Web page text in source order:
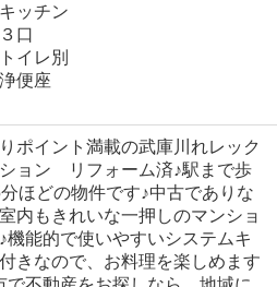
ッチン
口
イレ別
便座
ポイント満載の武庫川れレック
ョン リフォーム済♪駅まで歩
ほどの物件です♪中古でありな
内もきれいな一押しのマンショ
機能的で使いやすいシステムキ
きなので、お料理を楽しめます